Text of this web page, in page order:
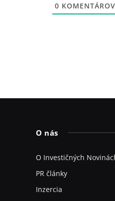
0 KOMENTÁROV
O nás
O Investičných
PR články
Inzercia